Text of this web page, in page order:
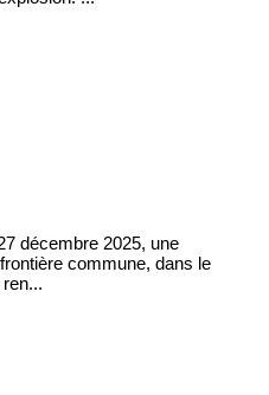
décembre 2025, une
commune, dans le